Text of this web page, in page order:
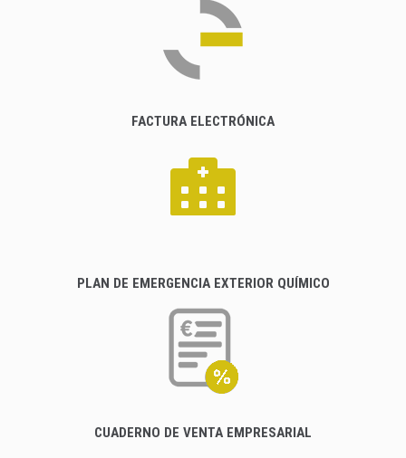
FACTURA ELECTRÓNICA
PLAN DE EMERGENCIA EXTERIOR QUÍMICO
CUADERNO DE VENTA EMPRESARIAL